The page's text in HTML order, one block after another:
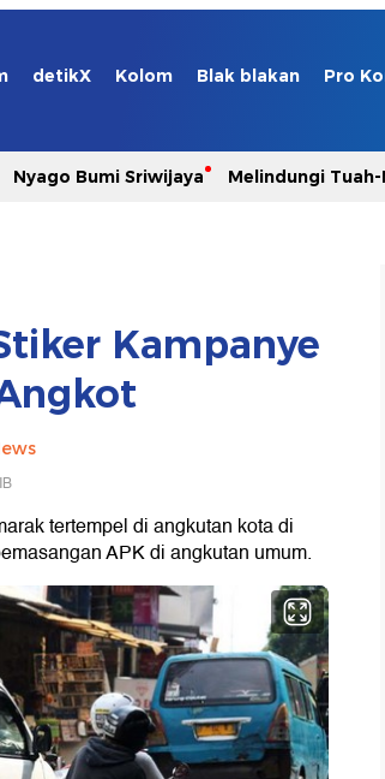
detikX Kolom Blak blakan Pro
Nyago Bumi Sriwijaya Melindungi
Kampanye
tertempel di angkutan kota di
APK di angkutan umum.